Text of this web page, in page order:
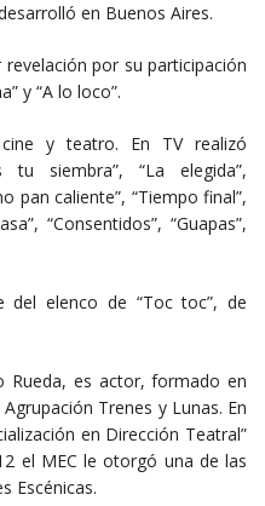
en Buenos Aires.
por su participación
y “A lo loco”.
y teatro. En TV realizó
tu siembra”, “La elegida”,
pan caliente”, “Tiempo final”,
“Consentidos”, “Guapas”,
del elenco de “Toc toc”, de
Rueda, es actor, formado en
Trenes y Lunas. En
en Dirección Teatral”
el MEC le otorgó una de las
Escénicas.